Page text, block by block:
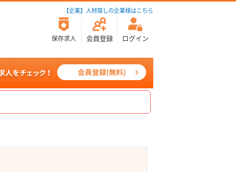
【企業】人材探しの企業様はこちら
保存求人 会員登録 ログイン